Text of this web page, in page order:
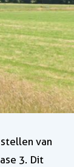
van
3. Dit